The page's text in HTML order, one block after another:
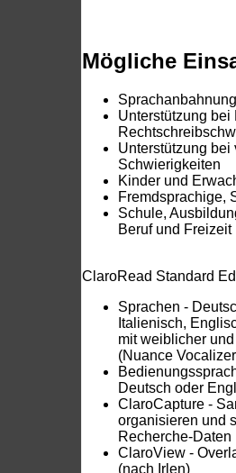
Mögliche
Sprachanbahnung
Unterstützung bei
Unterstützung bei
Schwierigkeiten
Kinder und
Fremdsprachige,
Schule,
Beruf und Freizeit
ClaroRead Standard
Sprachen -
Italienisch,
mit weiblicher
(Nuance
Deutsch oder
ClaroCapture -
organisieren und
Recherche-Daten
ClaroView -
(nach Irlen)